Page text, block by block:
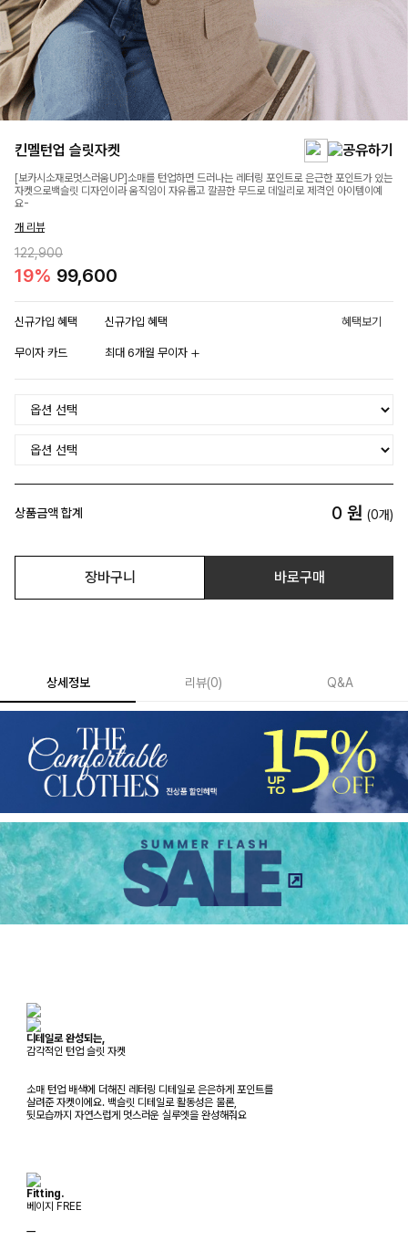
킨멜턴업 슬릿자켓
[보카시소재로멋스러움UP]소매를 턴업하면 드러나는 레터링 포인트로 은근한 포인트가 있는
자켓으로백슬릿 디자인이라 움직임이 자유롭고 깔끔한 무드로 데일리로 제격인 아이템이예
요-
개 리뷰
122,900
19% 99,600
신규가입 혜택 신규가입 혜택 혜택보기
무이자 카드 최대 6개월 무이자
상품금액 합계 0 원 (0개)
장바구니 바로구매
상세정보 리뷰(0) Q&A
디테일로 완성되는,
감각적인 턴업 슬릿 자켓
소매 턴업 배색에 더해진 레터링 디테일로 은은하게 포인트를
살려준 자켓이에요. 백슬릿 디테일로 활동성은 물론,
뒷모습까지 자연스럽게 멋스러운 실루엣을 완성해줘요
Fitting.
베이지 FREE
ㅡ